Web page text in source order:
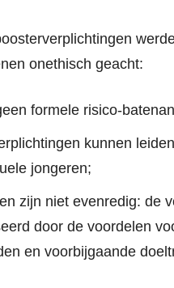
onethisch geacht:
formele risico-
kunnen
jongeren;
zijn niet evenredig: de
door de voordelen
en voorbijgaande